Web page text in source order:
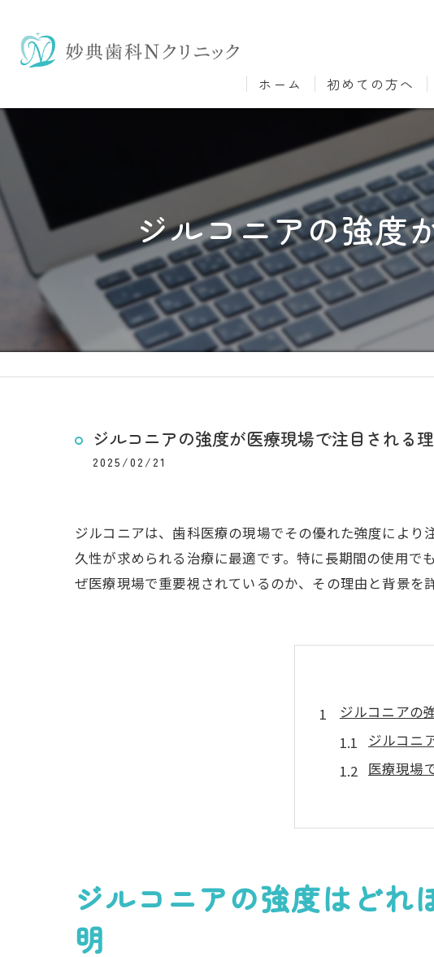
ホーム 初めての方へ
ジルコニアの強度
ジルコニアの強度が医療現場で注目される
2025/02/21
ジルコニアは、歯科医療の現場でその優れた強度によ
久性が求められる治療に最適です。特に長期間の使用
ぜ医療現場で重要視されているのか、その理由と背景を
ジルコニアの
ジルコニ
医療現場
ジルコニ
実際の治
強度に優
ジルコニアが
ジルコニアの強度はどれ
明